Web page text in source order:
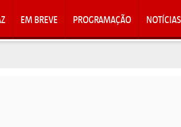
EM BREVE PROGRAMAÇÃO NOTÍCIAS